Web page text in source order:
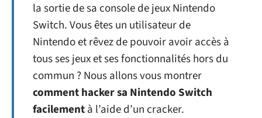
la sortie de sa console de jeux Nintendo
Switch. Vous êtes un utilisateur de
Nintendo et rêvez de pouvoir avoir accès à
tous ses jeux et ses fonctionnalités hors du
commun ? Nous allons vous montrer
comment hacker sa Nintendo Switch
facilementà l’aide d’un cracker.